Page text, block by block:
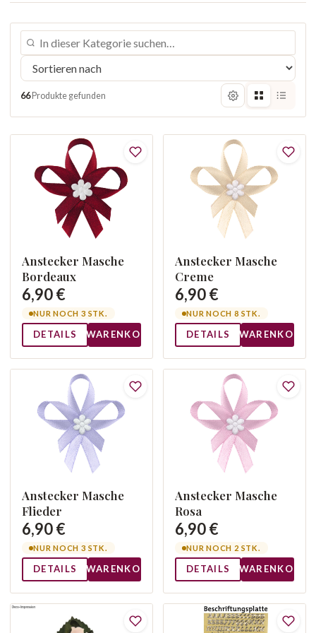
66Produkte gefunden
Anstecker Masche
Bordeaux
6,90 €
NUR NOCH 3 STK.
DETAILS WARENKORB
Anstecker Masche
Creme
6,90 €
NUR NOCH 8 STK.
DETAILS WARENKORB
Anstecker Masche
Flieder
6,90 €
NUR NOCH 3 STK.
DETAILS WARENKORB
Anstecker Masche
Rosa
6,90 €
NUR NOCH 2 STK.
DETAILS WARENKORB